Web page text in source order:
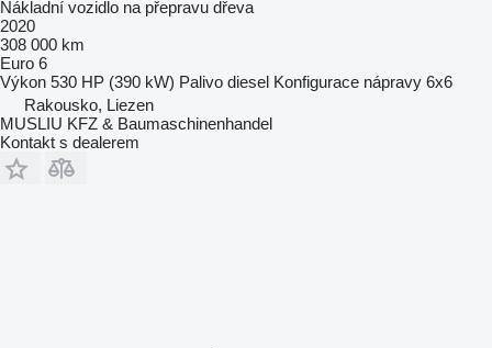
Nákladní vozidlo na přepravu dřeva
2020
308 000 km
Euro 6
Výkon 530 HP (390 kW) Palivo diesel Konfigurace nápravy 6x6
Rakousko, Liezen
MUSLIU KFZ & Baumaschinenhandel
Kontakt s dealerem